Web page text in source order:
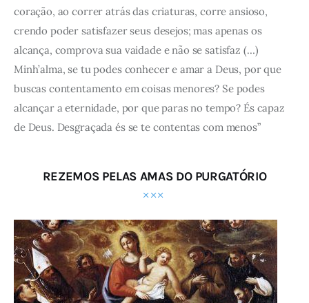
coração, ao correr atrás das criaturas, corre ansioso,
crendo poder satisfazer seus desejos; mas apenas os
alcança, comprova sua vaidade e não se satisfaz (…)
Minh’alma, se tu podes conhecer e amar a Deus, por que
buscas contentamento em coisas menores? Se podes
alcançar a eternidade, por que paras no tempo? És capaz
de Deus. Desgraçada és se te contentas com menos”
REZEMOS PELAS AMAS DO PURGATÓRIO